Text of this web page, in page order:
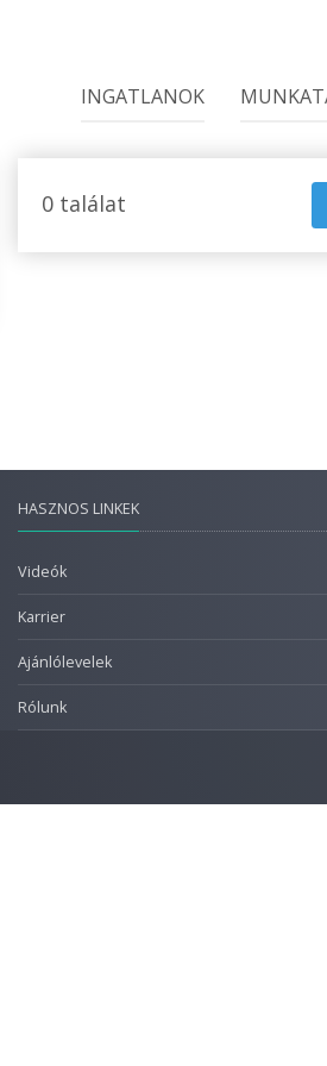
INGATLANOK
0 találat
HASZNOS LINKEK
Videók
Karrier
Ajánlólevelek
Rólunk